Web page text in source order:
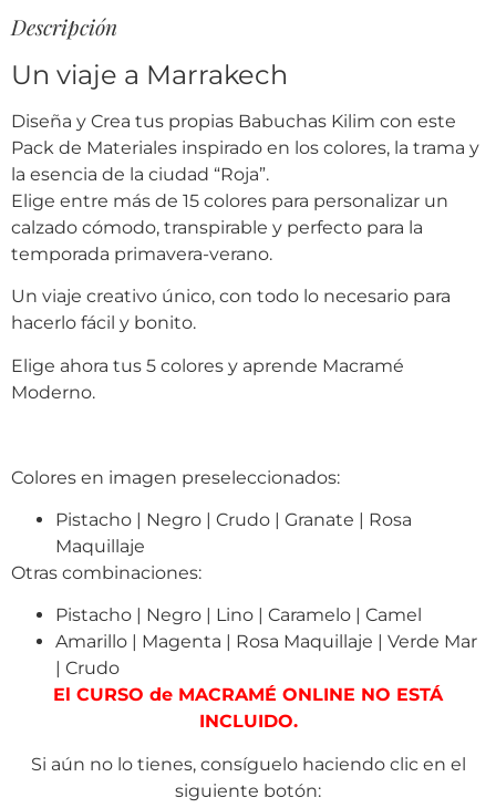
Descripción
Un viaje a Marrakech
Diseña y Crea tus propias Babuchas Kilim con este
Pack de Materiales inspirado en los colores, la trama y
la esencia de la ciudad “Roja”.
Elige entre más de 15 colores para personalizar un
calzado cómodo, transpirable y perfecto para la
temporada primavera-verano.
Un viaje creativo único, con todo lo necesario para
hacerlo fácil y bonito.
Elige ahora tus 5 colores y aprende Macramé
Moderno.
Colores en imagen preseleccionados:
Pistacho | Negro | Crudo | Granate | Rosa
Maquillaje
Otras combinaciones:
Pistacho | Negro | Lino | Caramelo | Camel
Amarillo | Magenta | Rosa Maquillaje | Verde Mar
| Crudo
El CURSO de MACRAMÉ ONLINE NO ESTÁ
INCLUIDO.
Si aún no lo tienes, consíguelo haciendo clic en el
siguiente botón: